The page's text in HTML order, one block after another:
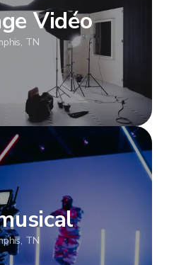
Vidéo
TN
Afficher plus
TN